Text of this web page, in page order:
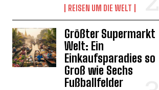
REISEN UM DIE WELT
Größter Supermarkt
Welt: Ein
Einkaufsparadies so
Groß wie Sechs
Fußballfelder